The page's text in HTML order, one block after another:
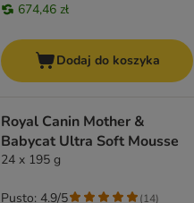
674,46 zł
Dodaj do koszyka
Royal Canin Mother &
Babycat Ultra Soft Mousse
24 x 195 g
Pusto: 4.9/5 (14)